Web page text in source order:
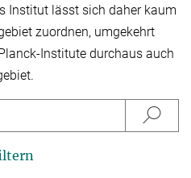
Institut lässt sich daher kaum
zuordnen, umgekehrt
Institute durchaus auch